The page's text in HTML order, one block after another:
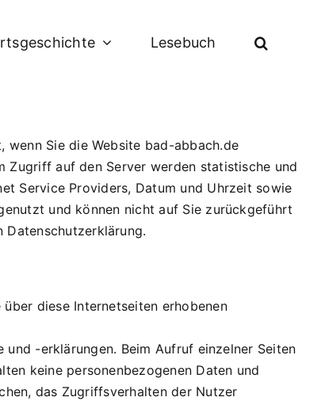
Lesebuch
wenn Sie die Website bad-abbach.de
Zugriff auf den Server werden statistische und
Service Providers, Datum und Uhrzeit sowie
und können nicht auf Sie zurückgeführt
Datenschutzerklärung.
diese Internetseiten erhobenen
-erklärungen. Beim Aufruf einzelner Seiten
keine personenbezogenen Daten und
das Zugriffsverhalten der Nutzer